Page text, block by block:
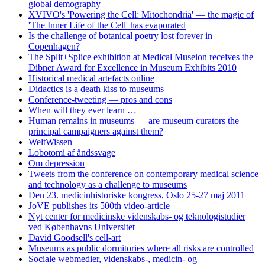
global demography
XVIVO's 'Powering the Cell: Mitochondria' — the magic of
'The Inner Life of the Cell' has evaporated
Is the challenge of botanical poetry lost forever in
Copenhagen?
The Split+Splice exhibition at Medical Museion receives the
Dibner Award for Excellence in Museum Exhibits 2010
Historical medical artefacts online
Didactics is a death kiss to museums
Conference-tweeting — pros and cons
When will they ever learn …
Human remains in museums — are museum curators the
principal campaigners against them?
WeltWissen
Lobotomi af åndssvage
Om depression
Tweets from the conference on contemporary medical science
and technology as a challenge to museums
Den 23. medicinhistoriske kongress, Oslo 25-27 maj 2011
JoVE publishes its 500th video-article
Nyt center for medicinske videnskabs- og teknologistudier
ved Københavns Universitet
David Goodsell's cell-art
Museums as public dormitories where all risks are controlled
Sociale webmedier, videnskabs-, medicin- og